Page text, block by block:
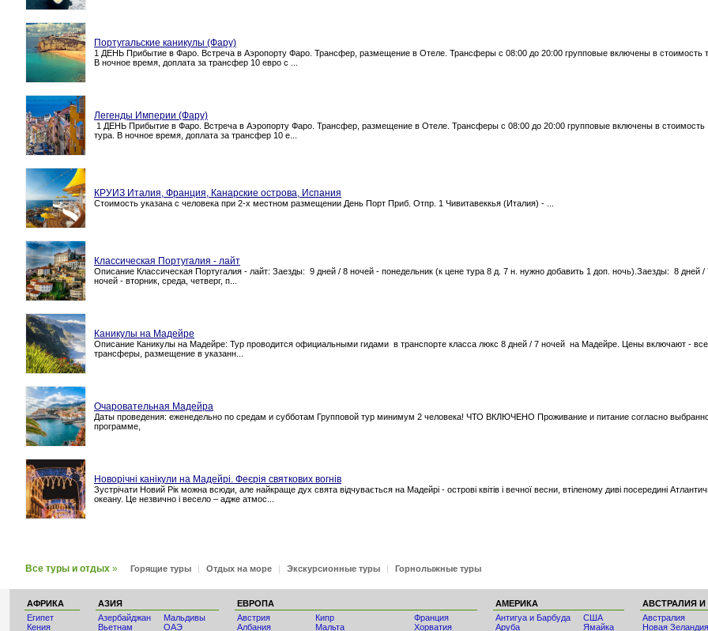
Португальские каникулы (Фару)
1 ДЕНЬ Прибытие в Фаро. Встреча в Аэропорту Фаро. Трансфер, размещение в Отеле. Трансферы с 08:00 до 20:00 групповые включены в стоимость
В ночное время, доплата за трансфер 10 евро с ...
Легенды Империи (Фару)
1 ДЕНЬ Прибытие в Фаро. Встреча в Аэропорту Фаро. Трансфер, размещение в Отеле. Трансферы с 08:00 до 20:00 групповые включены в стоимость
тура. В ночное время, доплата за трансфер 10 е...
КРУИЗ Италия, Франция, Канарские острова, Испания
Стоимость указана с человека при 2-х местном размещении День Порт Приб. Отпр. 1 Чивитавеккья (Италия) - ...
Классическая Португалия - лайт
Описание Классическая Португалия - лайт: Заезды: 9 дней / 8 ночей - понедельник (к цене тура 8 д. 7 н. нужно добавить 1 доп. ночь).Заезды: 8 дней /
ночей - вторник, среда, четверг, п...
Каникулы на Мадейре
Описание Каникулы на Мадейре: Тур проводится официальными гидами в транспорте класса люкс 8 дней / 7 ночей на Мадейре. Цены включают - все
трансферы, размещение в указанн...
Очаровательная Мадейра
Даты проведения: еженедельно по средам и субботам Групповой тур минимум 2 человека! ЧТО ВКЛЮЧЕНО Проживание и питание согласно
программе,
Новорічні канікули на Мадейрі. Феєрія святкових вогнів
Зустрічати Новий Рік можна всюди, але найкраще дух свята відчувається на Мадейрі - острові квітів і вечної весни, втіленому диві посередині
океану. Це незвично і весело – адже атмос...
Все туры и отдых » Горящие туры | Отдых на море | Экскурсионные туры | Горнолыжные туры
АФРИКА
Египет
Кения
АЗИЯ
Азербайджан
Вьетнам
Мальдивы
ОАЭ
ЕВРОПА
Австрия
Албания
Кипр
Мальта
Франция
Хорватия
АМЕРИКА
Антигуа и Барбуда
Аруба
США
Ямайка
АВСТРАЛИЯ
Австралия
Новая Зеландия